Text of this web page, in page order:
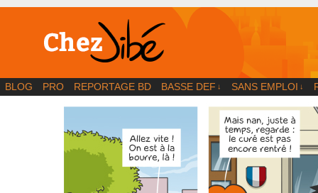
BD | Illustration | Blog
BLOG PRO REPORTAGE BD BASSE DEF ↓ SANS EMPLOI ↓